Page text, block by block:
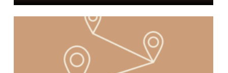
Klimatická zmena
Chov spoločenských zvierat
Turistické informačné centrum